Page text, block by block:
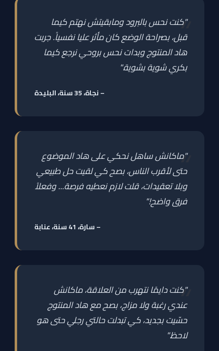
"كنت نحس بالبرود ومابقيتش نهتم كيما
قبل، بصراحة الوضع كان مأثر عليا نفسياً. جربت
هاد المنتوج وبدات نحس بروحي نرجع كيما
بكري شوية بشوية."
– نجاة، 35 سنة، البليدة
"ماكانش ساهل نحكي على هاد الموضوع
حتى لأقرب الناس، بصح كي لقيت حل طبيعي
وبلا تعقيدات، قلت لازم نعطيه فرصة... وفعلاً
فرق واضح!"
– سارة، 41 سنة، عنابة
"كنت دايمًا نتهرب من العلاقة، ماكانش
عندي رغبة ولا مزاج، بصح مع هاد المنتوج
حسّيت بجديد، كي تبدلت حالتي رجلي حتى هو
لاحظ."